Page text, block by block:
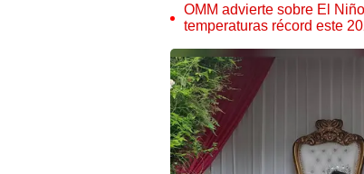
OMM advierte sobre El
temperaturas récord este